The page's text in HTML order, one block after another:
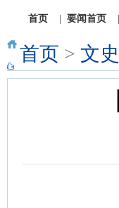
首页 要闻首页
首页 > 文